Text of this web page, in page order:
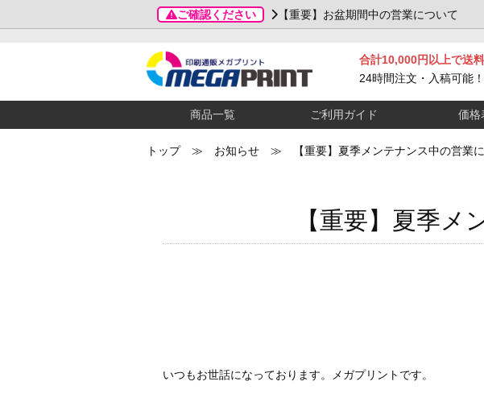
ご確認ください 【重要】お盆期間中の営業について
合計10,000円以上で送
24時間注文・入稿可能
商品一覧 ご利用ガイド 価格
トップ≫ お知らせ ≫ 【重要】夏季メンテナンス中の営業に
【重要】夏季メ
いつもお世話になっております。メガプリントです。